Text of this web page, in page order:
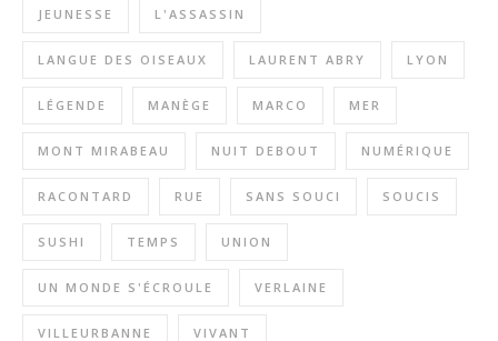
JEUNESSE L'ASSASSIN
LANGUE DES OISEAUX LAURENT ABRY LYON
LÉGENDE MANÈGE MARCO MER
MONT MIRABEAU NUIT DEBOUT NUMÉRIQUE
RACONTARD RUE SANS SOUCI SOUCIS
SUSHI TEMPS UNION
UN MONDE S'ÉCROULE VERLAINE
VILLEURBANNE VIVANT